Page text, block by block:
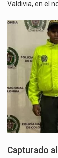
Valdivia, en el
Capturado